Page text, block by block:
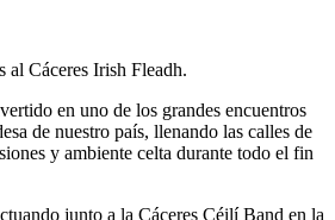
al Cáceres Irish Fleadh.
en uno de los grandes encuentros
de nuestro país, llenando las calles de
y ambiente celta durante todo el fin
junto a la Cáceres Céilí Band en la